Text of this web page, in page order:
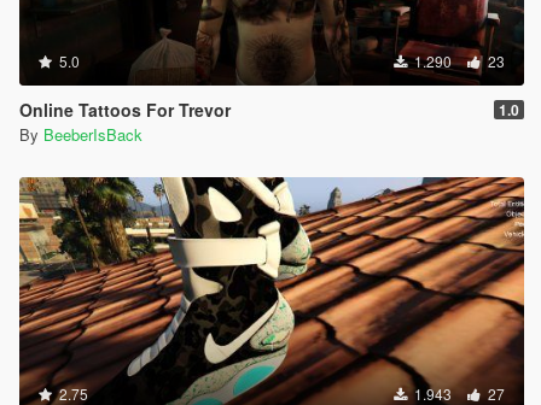
5.0 1.290 23
Online Tattoos For Trevor 1.0
By BeeberIsBack
2.75 1.943 27